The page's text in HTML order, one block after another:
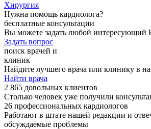
Хирургия
Нужна помощь кардиолога?
бесплатные консультации
Вы можете задать любой интересующий
Задать вопрос
поиск врачей и
клиник
Найдите лучшего врача или клинику в
Найти врача
2 865 довольных клиентов
Столько человек уже получили
26 профессиональных кардиологов
Работают в штате нашей редакции и
обсуждаемые проблемы